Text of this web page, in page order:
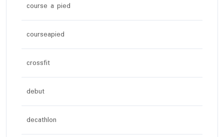
course a pied
courseapied
crossfit
debut
decathlon